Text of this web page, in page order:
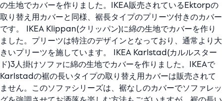
の生地でカバーを作りました。IKEA販売されているEktorpの
取り替え用カバーと同様、裾長タイプのプリーツ付きのカバー
です。 IKEA Klippan(クリッパン)に綿の生地でカバーを作り
ました。プリーツは特注のデザインとなっており、通常より大
きいプリーツを施しています。 IKEA Karlstad(カルルスター
ド)3人掛けソファに綿の生地でカバーを作りました。IKEAで
Karlstadの裾の長いタイプの取り替え用カバーは販売されて
ません。このソファシリーズは、裾なしのカバーでソファレッ